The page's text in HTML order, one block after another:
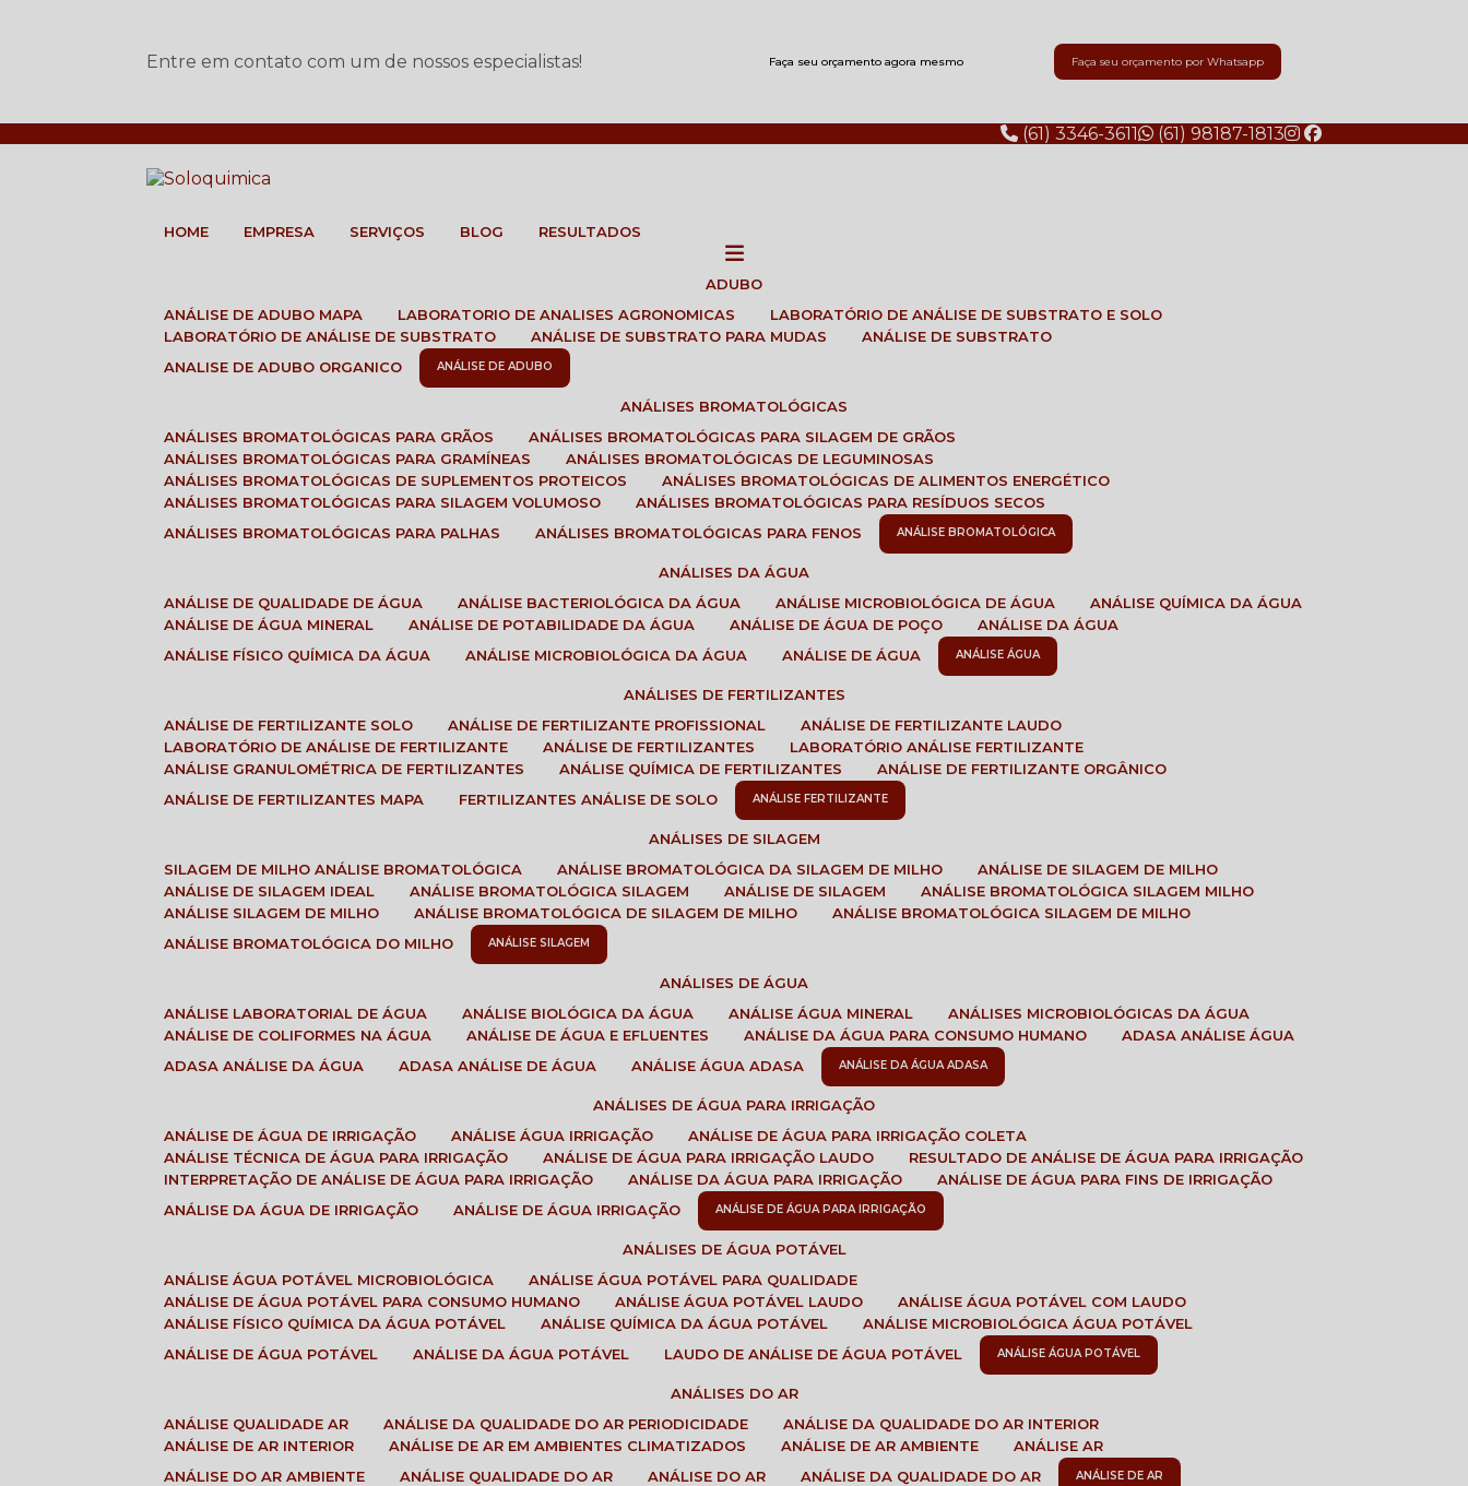
Entre em contato com um de nossos especialistas! Faça seu orçamento agora mesmo Faça seu orçamento por Whatsapp
(61) 3346-3611 (61) 98187-1813
HOME EMPRESA SERVIÇOS BLOG RESULTADOS
ADUBO
ANÁLISE DE ADUBO MAPA
LABORATORIO DE ANALISES AGRONOMICAS
LABORATÓRIO DE ANÁLISE DE SUBSTRATO E SOLO
LABORATÓRIO DE ANÁLISE DE SUBSTRATO
ANÁLISE DE SUBSTRATO PARA MUDAS
ANÁLISE DE SUBSTRATO
ANALISE DE ADUBO ORGANICO
ANÁLISE DE ADUBO
ANÁLISES BROMATOLÓGICAS
ANÁLISES BROMATOLÓGICAS PARA GRÃOS
ANÁLISES BROMATOLÓGICAS PARA SILAGEM DE GRÃOS
ANÁLISES BROMATOLÓGICAS PARA GRAMÍNEAS
ANÁLISES BROMATOLÓGICAS DE LEGUMINOSAS
ANÁLISES BROMATOLÓGICAS DE SUPLEMENTOS PROTEICOS
ANÁLISES BROMATOLÓGICAS DE ALIMENTOS ENERGÉTICO
ANÁLISES BROMATOLÓGICAS PARA SILAGEM VOLUMOSO
ANÁLISES BROMATOLÓGICAS PARA RESÍDUOS SECOS
ANÁLISES BROMATOLÓGICAS PARA PALHAS
ANÁLISES BROMATOLÓGICAS PARA FENOS ANÁLISE BROMATOLÓGICA
ANÁLISES DA ÁGUA
ANÁLISE DE QUALIDADE DE ÁGUA
ANÁLISE BACTERIOLÓGICA DA ÁGUA ANÁLISE MICROBIOLÓGICA DE ÁGUA
ANÁLISE QUÍMICA DA ÁGUA
ANÁLISE DE ÁGUA MINERAL
ANÁLISE DE POTABILIDADE DA ÁGUA ANÁLISE DE ÁGUA DE POÇO
ANÁLISE DA ÁGUA
ANÁLISE FÍSICO QUÍMICA DA ÁGUA
ANÁLISE MICROBIOLÓGICA DA ÁGUA ANÁLISE DE ÁGUA ANÁLISE ÁGUA
ANÁLISES DE FERTILIZANTES
ANÁLISE DE FERTILIZANTE SOLO
ANÁLISE DE FERTILIZANTE PROFISSIONAL
ANÁLISE DE FERTILIZANTE LAUDO
LABORATÓRIO DE ANÁLISE DE FERTILIZANTE
ANÁLISE DE FERTILIZANTES
LABORATÓRIO ANÁLISE FERTILIZANTE
ANÁLISE GRANULOMÉTRICA DE FERTILIZANTES
ANÁLISE QUÍMICA DE FERTILIZANTES
ANÁLISE DE FERTILIZANTE ORGÂNICO
ANÁLISE DE FERTILIZANTES MAPA
FERTILIZANTES ANÁLISE DE SOLO ANÁLISE FERTILIZANTE
ANÁLISES DE SILAGEM
SILAGEM DE MILHO ANÁLISE BROMATOLÓGICA
ANÁLISE BROMATOLÓGICA DA SILAGEM DE MILHO
ANÁLISE DE SILAGEM DE MILHO
ANÁLISE DE SILAGEM IDEAL
ANÁLISE BROMATOLÓGICA SILAGEM ANÁLISE DE SILAGEM
ANÁLISE BROMATOLÓGICA SILAGEM MILHO
ANÁLISE SILAGEM DE MILHO
ANÁLISE BROMATOLÓGICA DE SILAGEM DE MILHO
ANÁLISE BROMATOLÓGICA SILAGEM DE MILHO
ANÁLISE BROMATOLÓGICA DO MILHO
ANÁLISE SILAGEM
ANÁLISES DE ÁGUA
ANÁLISE LABORATORIAL DE ÁGUA
ANÁLISE BIOLÓGICA DA ÁGUA ANÁLISE ÁGUA MINERAL
ANÁLISES MICROBIOLÓGICAS DA ÁGUA
ANÁLISE DE COLIFORMES NA ÁGUA
ANÁLISE DE ÁGUA E EFLUENTES ANÁLISE DA ÁGUA PARA CONSUMO HUMANO
ADASA ANÁLISE ÁGUA
ADASA ANÁLISE DA ÁGUA
ADASA ANÁLISE DE ÁGUA ANÁLISE ÁGUA ADASA ANÁLISE DA ÁGUA ADASA
ANÁLISES DE ÁGUA PARA IRRIGAÇÃO
ANÁLISE DE ÁGUA DE IRRIGAÇÃO
ANÁLISE ÁGUA IRRIGAÇÃO
ANÁLISE DE ÁGUA PARA IRRIGAÇÃO COLETA
ANÁLISE TÉCNICA DE ÁGUA PARA IRRIGAÇÃO
ANÁLISE DE ÁGUA PARA IRRIGAÇÃO LAUDO
RESULTADO DE ANÁLISE DE ÁGUA PARA IRRIGAÇÃO
INTERPRETAÇÃO DE ANÁLISE DE ÁGUA PARA IRRIGAÇÃO
ANÁLISE DA ÁGUA PARA IRRIGAÇÃO
ANÁLISE DE ÁGUA PARA FINS DE IRRIGAÇÃO
ANÁLISE DA ÁGUA DE IRRIGAÇÃO
ANÁLISE DE ÁGUA IRRIGAÇÃO ANÁLISE DE ÁGUA PARA IRRIGAÇÃO
ANÁLISES DE ÁGUA POTÁVEL
ANÁLISE ÁGUA POTÁVEL MICROBIOLÓGICA
ANÁLISE ÁGUA POTÁVEL PARA QUALIDADE
ANÁLISE DE ÁGUA POTÁVEL PARA CONSUMO HUMANO
ANÁLISE ÁGUA POTÁVEL LAUDO
ANÁLISE ÁGUA POTÁVEL COM LAUDO
ANÁLISE FÍSICO QUÍMICA DA ÁGUA POTÁVEL
ANÁLISE QUÍMICA DA ÁGUA POTÁVEL
ANÁLISE MICROBIOLÓGICA ÁGUA POTÁVEL
ANÁLISE DE ÁGUA POTÁVEL
ANÁLISE DA ÁGUA POTÁVEL LAUDO DE ANÁLISE DE ÁGUA POTÁVEL ANÁLISE ÁGUA POTÁVEL
ANÁLISES DO AR
ANÁLISE QUALIDADE AR
ANÁLISE DA QUALIDADE DO AR PERIODICIDADE
ANÁLISE DA QUALIDADE DO AR INTERIOR
ANÁLISE DE AR INTERIOR
ANÁLISE DE AR EM AMBIENTES CLIMATIZADOS ANÁLISE DE AR AMBIENTE
ANÁLISE AR
ANÁLISE DO AR AMBIENTE
ANÁLISE QUALIDADE DO AR ANÁLISE DO AR ANÁLISE DA QUALIDADE DO AR ANÁLISE DE AR